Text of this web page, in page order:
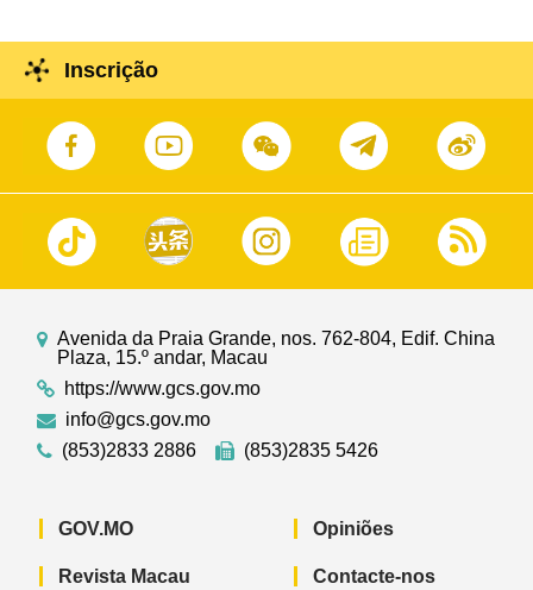
Inscrição
Avenida da Praia Grande, nos. 762-804, Edif. China
Plaza, 15.º andar, Macau
https://www.gcs.gov.mo
info@gcs.gov.mo
(853)2833 2886
(853)2835 5426
GOV.MO
Revista Macau
Opiniões
Contacte-nos